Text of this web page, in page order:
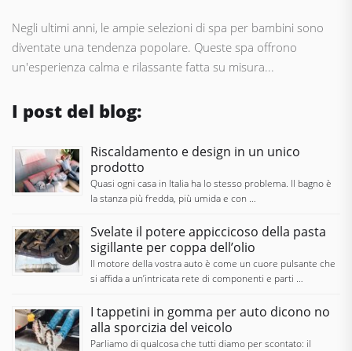
Negli ultimi anni, le ampie selezioni di spa per bambini sono
diventate una tendenza popolare. Queste spa offrono
un'esperienza calma e rilassante fatta su misura...
I post del blog:
Riscaldamento e design in un unico
prodotto
Quasi ogni casa in Italia ha lo stesso problema. Il bagno è
la stanza più fredda, più umida e con …
Svelate il potere appiccicoso della pasta
sigillante per coppa dell’olio
Il motore della vostra auto è come un cuore pulsante che
si affida a un’intricata rete di componenti e parti …
I tappetini in gomma per auto dicono no
alla sporcizia del veicolo
Parliamo di qualcosa che tutti diamo per scontato: il